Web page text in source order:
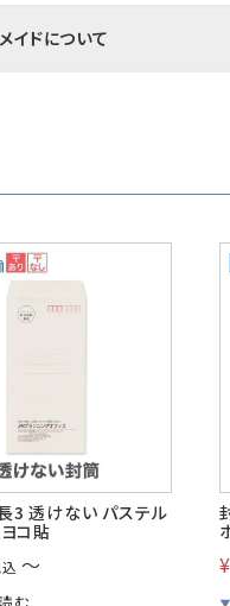
3つ折りが入り請求書発送に最適
イドについて
3 透けない パステル
コ貼
〜 ¥